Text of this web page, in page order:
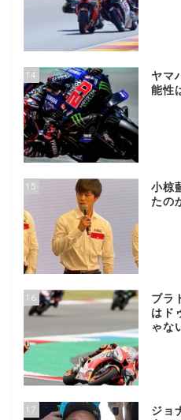
14
ヤマ
能性
15
小椋
たの
16
ブラ
はド
ゃな
17
ジョ